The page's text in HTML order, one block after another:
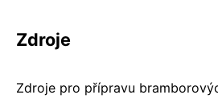
Zdroje
Zdroje pro přípravu